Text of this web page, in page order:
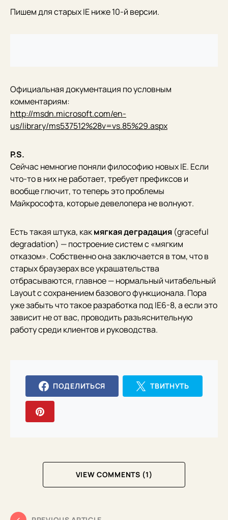
Пишем для старых IE ниже 10-й версии.
Официальная документация по условным
комментариям:
http://msdn.microsoft.com/en-
us/library/ms537512%28v=vs.85%29.aspx
P.S.
Сейчас немногие поняли философию новых IE. Если
что-то в них не работает, требует префиксов и
вообще глючит, то теперь это проблемы
Майкрософта, которые девелопера не волнуют.
Есть такая штука, какмягкая деградация (graceful
degradation) — построение систем с «мягким
отказом». Собственно она заключается в том, что в
старых браузерах все украшательства
отбрасываются, главное — нормальный читабельный
Layout с сохранением базового функционала. Пора
уже забыть что такое разработка под IE6-8, а если это
зависит не от вас, проводить разъяснительную
работу среди клиентов и руководства.
ПОДЕЛИТЬСЯ ТВИТНУТЬ
VIEW COMMENTS (1)